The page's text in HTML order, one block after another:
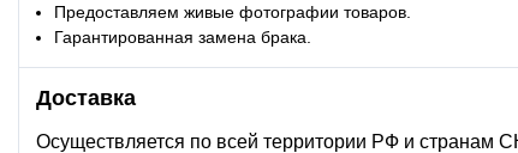
Предоставляем живые фотографии товаров.
Гарантированная замена брака.
Доставка
Осуществляется по всей территории РФ и странам